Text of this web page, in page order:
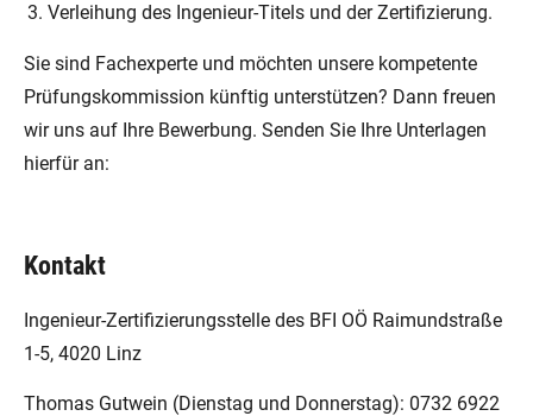
Verleihung des Ingenieur-Titels und der Zertifizierung.
Sie sind Fachexperte und möchten unsere kompetente
Prüfungskommission künftig unterstützen? Dann freuen
wir uns auf Ihre Bewerbung. Senden Sie Ihre Unterlagen
hierfür an:
Kontakt
Ingenieur-Zertifizierungsstelle des BFI OÖ Raimundstraße
1-5, 4020 Linz
Thomas Gutwein (Dienstag und Donnerstag): 0732 6922